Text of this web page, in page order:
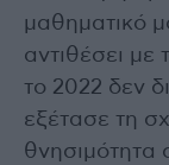
μαθηματικό
αντιθέσει με
το 2022 δεν
εξέτασε τη
θνησιμότητα